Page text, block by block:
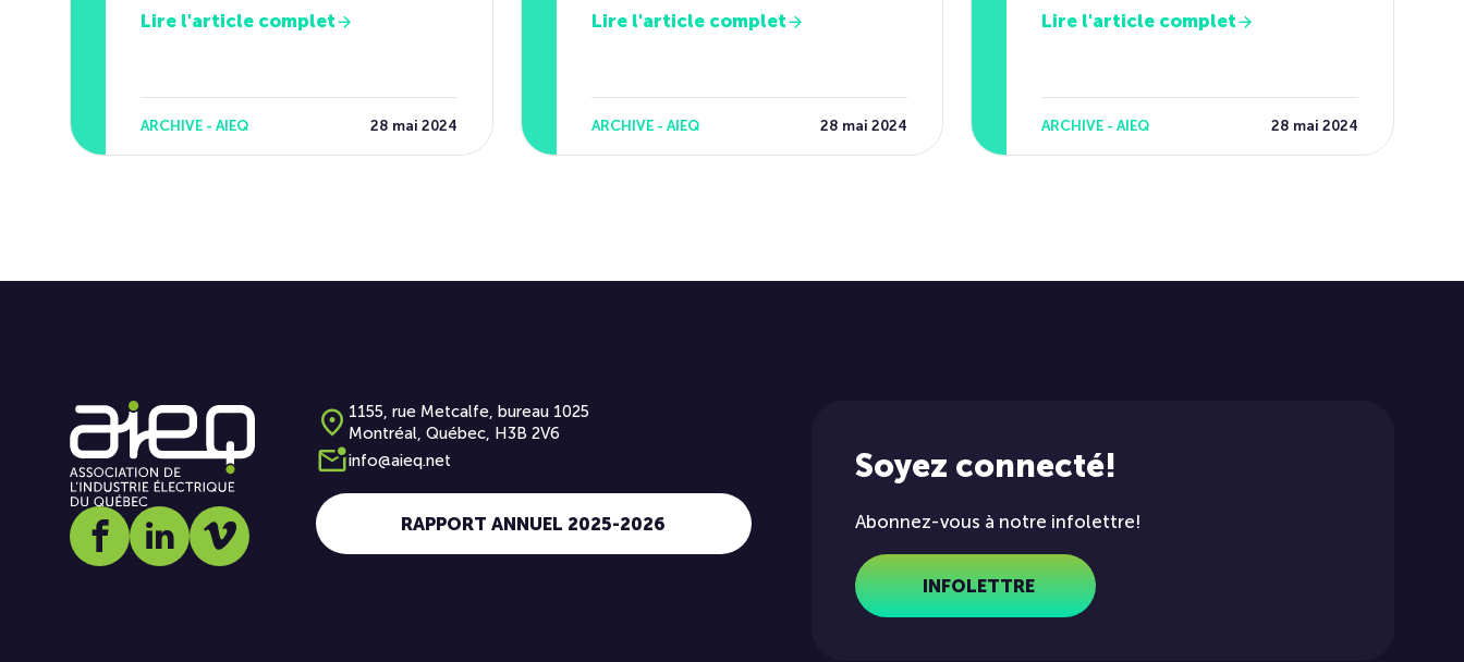
Lire l'article complet
ARCHIVE - AIEQ 28 mai 2024
Lire l'article complet
ARCHIVE - AIEQ 28 mai 2024
Lire l'article complet
ARCHIVE - AIEQ 28 mai 2024
Social media link icon-facebook
Social media link icon-linkedin
Social media link icon-vimeo
1155, rue Metcalfe, bureau 1025
Montréal, Québec, H3B 2V6
info@aieq.net
RAPPORT ANNUEL 2025-2026
Soyez connecté!
Abonnez-vous à notre infolettre!
INFOLETTRE